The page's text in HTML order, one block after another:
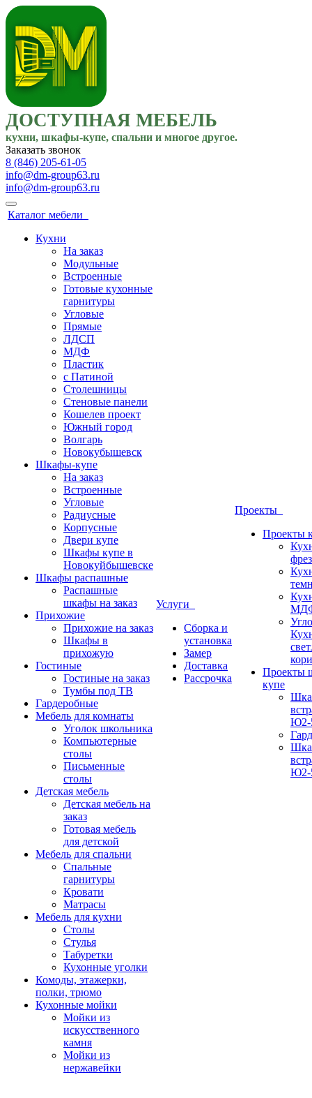
ДОСТУПНАЯ МЕБЕЛЬ
кухни, шкафы-купе, спальни и многое другое.
Заказать звонок
8 (846) 205-61-05
info@dm-group63.ru
info@dm-group63.ru
Каталог мебели
Кухни
На заказ
Модульные
Встроенные
Готовые кухонные
гарнитуры
Угловые
Прямые
ЛДСП
МДФ
Пластик
с Патиной
Столешницы
Стеновые панели
Кошелев проект
Южный город
Волгарь
Новокубышевск
Шкафы-купе
На заказ
Встроенные
Угловые
Радиусные
Корпусные
Двери купе
Шкафы купе в
Новокуйбышевске
Шкафы распашные
Распашные
шкафы на заказ
Прихожие
Прихожие на заказ
Шкафы в
прихожую
Гостиные
Гостиные на заказ
Тумбы под ТВ
Гардеробные
Мебель для комнаты
Уголок школьника
Компьютерные
столы
Письменные
столы
Детская мебель
Детская мебель на
заказ
Готовая мебель
для детской
Мебель для спальни
Спальные
гарнитуры
Кровати
Матрасы
Мебель для кухни
Столы
Стулья
Табуретки
Кухонные уголки
Комоды, этажерки,
полки, трюмо
Кухонные мойки
Мойки из
искусственного
камня
Мойки из
нержавейки
Услуги
Сборка и
установка
Замер
Доставка
Рассрочка
Проекты
Проекты
МДФ
Проекты
купе
Ю2-
Ю2-